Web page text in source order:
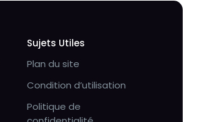
Sujets Utiles
Plan du site
Condition d’utilisation
Politique de